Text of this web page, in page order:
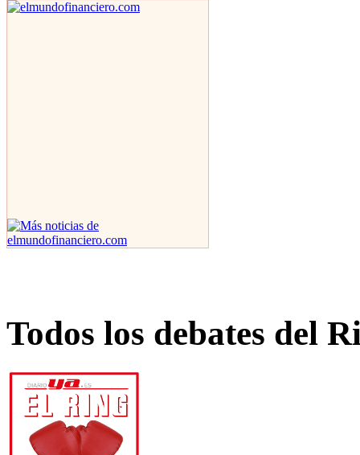
Todos los debates del